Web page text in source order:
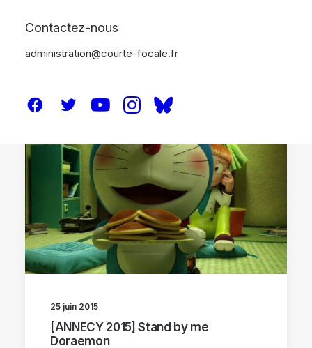
Contactez-nous
administration@courte-focale.fr
25 juin 2015
[ANNECY 2015] Stand by me
Doraemon